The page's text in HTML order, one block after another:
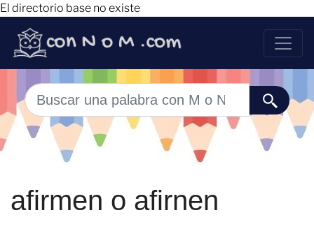
El directorio base no existe
afirmen o afirnen